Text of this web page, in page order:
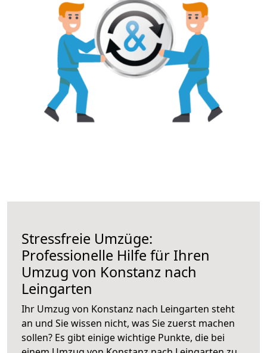
Stressfreie Umzüge:
Professionelle Hilfe für Ihren
Umzug von Konstanz nach
Leingarten
Ihr Umzug von Konstanz nach Leingarten steht
an und Sie wissen nicht, was Sie zuerst machen
sollen? Es gibt einige wichtige Punkte, die bei